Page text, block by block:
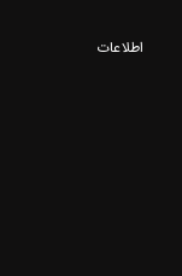
اطلاعات